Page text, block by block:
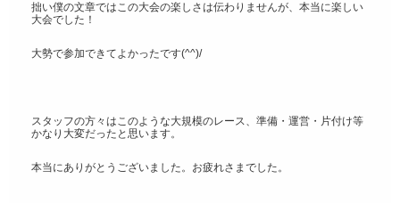
拙い僕の文章ではこの大会の楽しさは伝わりませんが、本当に楽しい
大会でした！
大勢で参加できてよかったです(^^)/
スタッフの方々はこのような大規模のレース、準備・運営・片付け等
かなり大変だったと思います。
本当にありがとうございました。お疲れさまでした。